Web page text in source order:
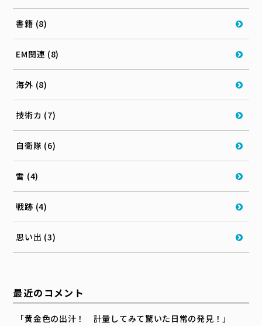
書籍 (8)
EM関連 (8)
海外 (8)
技術カ (7)
自衛隊 (6)
雪 (4)
戦跡 (4)
思い出 (3)
最近のコメント
「黄金色の出汁！ 計量してみて驚いた日常の発見！」